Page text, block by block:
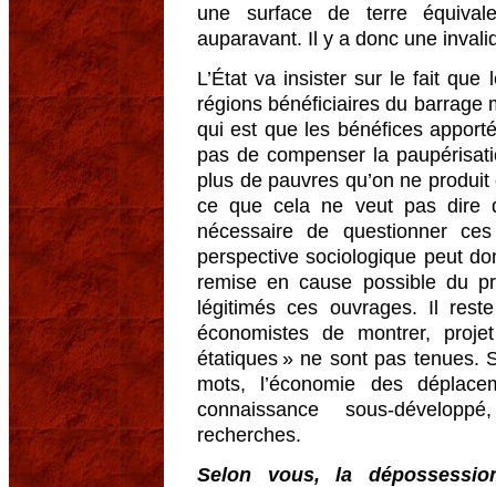
une surface de terre
auparavant. Il y a donc une
L’État va insister sur le fait que
régions bénéficiaires du barrage
qui est que les bénéfices
pas de compenser la
plus de pauvres qu’on ne
ce que cela ne veut pas dire
nécessaire de questionner
perspective sociologique peut
remise en cause possible du
légitimés ces ouvrages. Il
économistes de montrer,
étatiques » ne sont pas tenues.
mots, l’économie des
connaissance sous-
recherches.
Selon vous, la